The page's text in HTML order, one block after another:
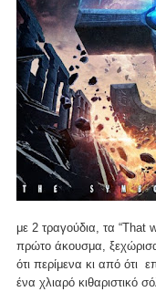
με 2 τραγούδια, τα
πρώτο άκουσμα,
ότι περίμενα κι από ότι
ένα χλιαρό κιθαριστικό